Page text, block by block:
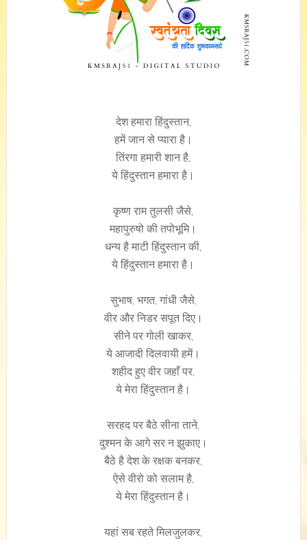
देश हमारा हिंदुस्तान,
हमें जान से प्यारा है।
तिंरगा हमारी शान है,
ये हिंदुस्तान हमारा है।
कृष्ण राम तुलसी जैसे,
महापुरुषो की तपोभूमि।
धन्य है माटी हिंदुस्तान की,
ये हिंदुस्तान हमारा है।
सुभाष, भगत, गांधी जैसे,
वीर और निडर सपूत दिए।
सीने पर गोली खाकर,
ये आजादी दिलवायी हमें।
शहीद हुए वीर जहाँ पर,
ये मेरा हिंदुस्तान है।
सरहद पर बैठे सीना ताने,
दुश्मन के आगे सर न झुकाए।
बैठे है देश के रक्षक बनकर,
ऐसे वीरो को सलाम है,
ये मेरा हिंदुस्तान है।
यहां सब रहते मिलजुलकर,